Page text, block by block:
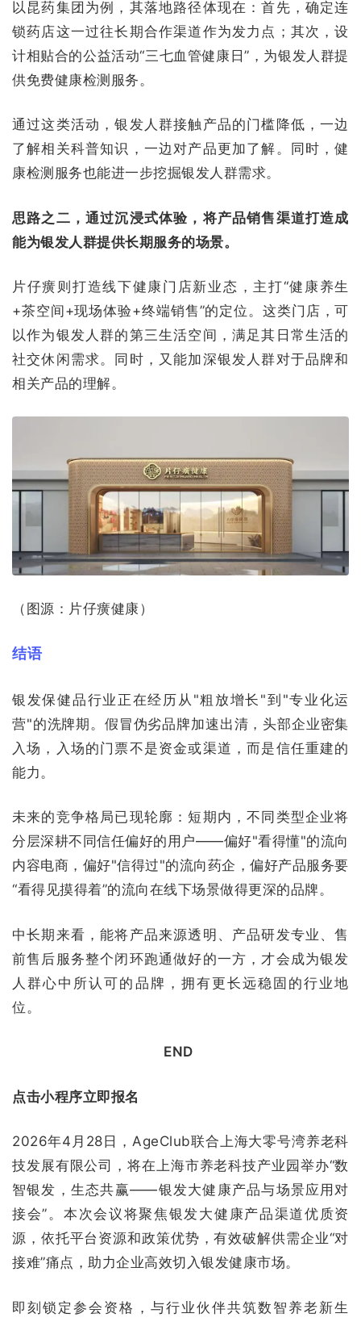
以昆药集团为例，其落地路径体现在：首先，确定连
锁药店这一过往长期合作渠道作为发力点；其次，设
计相贴合的公益活动“三七血管健康日”，为银发人群提
供免费健康检测服务。
通过这类活动，银发人群接触产品的门槛降低，一边
了解相关科普知识，一边对产品更加了解。同时，健
康检测服务也能进一步挖掘银发人群需求。
思路之二，通过沉浸式体验，将产品销售渠道打造成
能为银发人群提供长期服务的场景。
片仔癀则打造线下健康门店新业态，主打“健康养生
+茶空间+现场体验+终端销售”的定位。这类门店，可
以作为银发人群的第三生活空间，满足其日常生活的
社交休闲需求。同时，又能加深银发人群对于品牌和
相关产品的理解。
（图源：片仔癀健康）
结语
银发保健品行业正在经历从"粗放增长"到"专业化运
营"的洗牌期。假冒伪劣品牌加速出清，头部企业密集
入场，入场的门票不是资金或渠道，而是信任重建的
能力。
未来的竞争格局已现轮廓：短期内，不同类型企业将
分层深耕不同信任偏好的用户——偏好"看得懂"的流向
内容电商，偏好"信得过"的流向药企，偏好产品服务要
“看得见摸得着”的流向在线下场景做得更深的品牌。
中长期来看，能将产品来源透明、产品研发专业、售
前售后服务整个闭环跑通做好的一方，才会成为银发
人群心中所认可的品牌，拥有更长远稳固的行业地
位。
END
点击小程序立即报名
2026年4月28日，AgeClub联合上海大零号湾养老科
技发展有限公司，将在上海市养老科技产业园举办“数
智银发，生态共赢——银发大健康产品与场景应用对
接会”。本次会议将聚焦银发大健康产品渠道优质资
源，依托平台资源和政策优势，有效破解供需企业“对
接难”痛点，助力企业高效切入银发健康市场。
即刻锁定参会资格，与行业伙伴共筑数智养老新生